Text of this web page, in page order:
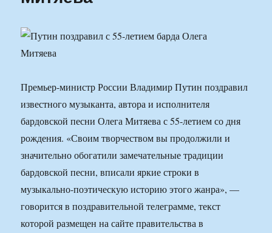
Премьер-министр России Владимир Путин поздравил
известного музыканта, автора и исполнителя
бардовской песни Олега Митяева с 55-летием со дня
рождения. «Своим творчеством вы продолжили и
значительно обогатили замечательные традиции
бардовской песни, вписали яркие строки в
музыкально-поэтическую историю этого жанра», —
говорится в поздравительной телеграмме, текст
которой размещен на сайте правительства в